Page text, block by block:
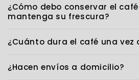
¿Cómo debo conservar el
mantenga su frescura?
¿Cuánto dura el café una vez
¿Hacen envíos a domicilio?